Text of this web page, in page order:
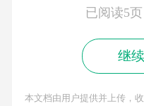
已阅读5
继
本文档由用户提供并上传，